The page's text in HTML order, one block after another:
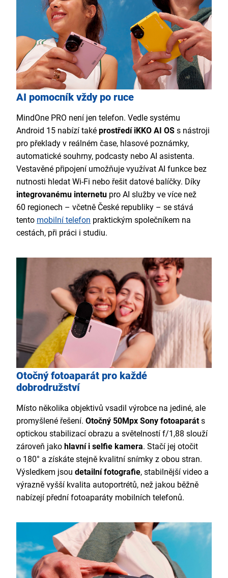
AI pomocník vždy po ruce
MindOne PRO není jen telefon. Vedle systému
Android 15 nabízí také prostředí iKKO AI OS s nástroji
pro překlady v reálném čase, hlasové poznámky,
automatické souhrny, podcasty nebo AI asistenta.
Vestavěné připojení umožňuje využívat AI funkce bez
nutnosti hledat Wi-Fi nebo řešit datové balíčky. Díky
integrovanému internetu pro AI služby ve více než
60 regionech – včetně České republiky – se stává
tento mobilní telefon praktickým společníkem na
cestách, při práci i studiu.
Otočný fotoaparát pro každé
dobrodružství
Místo několika objektivů vsadil výrobce na jediné, ale
promyšlené řešení. Otočný 50Mpx Sony fotoaparáts
optickou stabilizací obrazu a světelností f/1,88 slouží
zároveň jako hlavní i selfie kamera. Stačí jej otočit
o 180° a získáte stejně kvalitní snímky z obou stran.
Výsledkem jsou detailní fotografie, stabilnější video a
výrazně vyšší kvalita autoportrétů, než jakou běžně
nabízejí přední fotoaparáty mobilních telefonů.